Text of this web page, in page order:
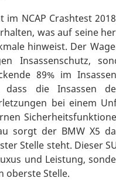
im NCAP Crashtest
was auf seine
hinweist. Der
Insassenschutz,
89% im
dass die Insassen
bei einem
sorgt der BMW X5
Stelle steht. Dieser
und Leistung,
oberste Stelle.